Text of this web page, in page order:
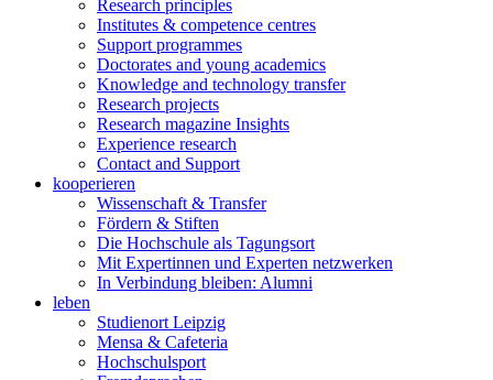
Research principles
Institutes & competence centres
Support programmes
Doctorates and young academics
Knowledge and technology transfer
Research projects
Research magazine Insights
Experience research
Contact and Support
kooperieren
Wissenschaft & Transfer
Fördern & Stiften
Die Hochschule als Tagungsort
Mit Expertinnen und Experten netzwerken
In Verbindung bleiben: Alumni
leben
Studienort Leipzig
Mensa & Cafeteria
Hochschulsport